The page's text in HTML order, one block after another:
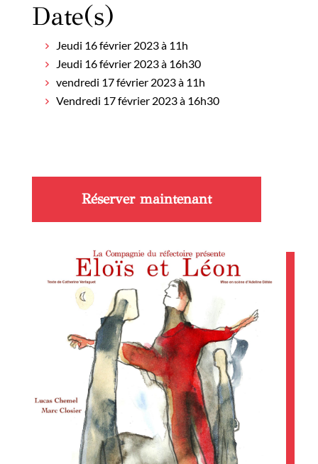
Date(s)
Jeudi 16 février 2023 à 11h
Jeudi 16 février 2023 à 16h30
vendredi 17 février 2023 à 11h
Vendredi 17 février 2023 à 16h30
Réserver maintenant